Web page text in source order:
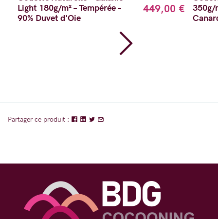
Light 180g/m² – Tempérée –
90% Duvet d'Oie
449,00 €
350g/
Partager ce produit :